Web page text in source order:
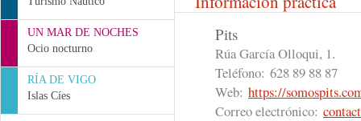
UN MAR DE NOCHES
Ocio nocturno
RÍA DE VIGO
Islas Cíes
Pits
Rúa García Olloqui, 1.
Teléfono: 628 89 88 87
Web: https://
Correo electrónico: